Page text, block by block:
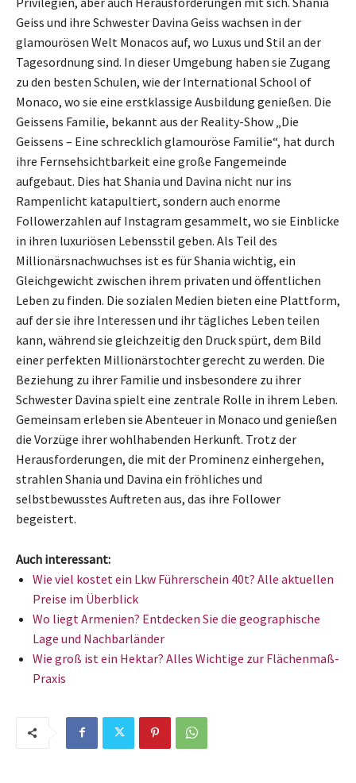
Geiss und ihre Schwester Davina Geiss wachsen in der
glamourösen Welt Monacos auf, wo Luxus und Stil an der
Tagesordnung sind. In dieser Umgebung haben sie Zugang
zu den besten Schulen, wie der International School of
Monaco, wo sie eine erstklassige Ausbildung genießen. Die
Geissens Familie, bekannt aus der Reality-Show „Die
Geissens – Eine schrecklich glamouröse Familie“, hat durch
ihre Fernsehsichtbarkeit eine große Fangemeinde
aufgebaut. Dies hat Shania und Davina nicht nur ins
Rampenlicht katapultiert, sondern auch enorme
Followerzahlen auf Instagram gesammelt, wo sie Einblicke
in ihren luxuriösen Lebensstil geben. Als Teil des
Millionärsnachwuchses ist es für Shania wichtig, ein
Gleichgewicht zwischen ihrem privaten und öffentlichen
Leben zu finden. Die sozialen Medien bieten eine Plattform,
auf der sie ihre Interessen und ihr tägliches Leben teilen
kann, während sie gleichzeitig den Druck spürt, dem Bild
einer perfekten Millionärstochter gerecht zu werden. Die
Beziehung zu ihrer Familie und insbesondere zu ihrer
Schwester Davina spielt eine zentrale Rolle in ihrem Leben.
Gemeinsam erleben sie Abenteuer in Monaco und genießen
die Vorzüge ihrer wohlhabenden Herkunft. Trotz der
Herausforderungen, die mit der Prominenz einhergehen,
strahlen Shania und Davina ein fröhliches und
selbstbewusstes Auftreten aus, das ihre Follower
begeistert.
Auch interessant:
Wie viel kostet ein Lkw Führerschein 40t? Alle aktuellen
Preise im Überblick
Wo liegt Armenien? Entdecken Sie die geographische
Lage und Nachbarländer
Wie groß ist ein Hektar? Alles Wichtige zur Flächenmaß-
Praxis